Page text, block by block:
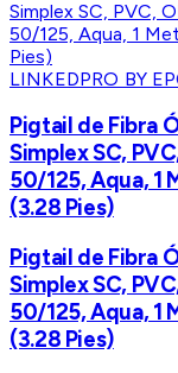
LINKEDPRO BY
Pigtail de Fibra
Simplex SC,
50/125, Aqua, 1
(3.28 Pies)
Pigtail de Fibra
Simplex SC,
50/125, Aqua, 1
(3.28 Pies)